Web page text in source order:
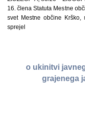
16. člena Statuta Mestne
svet Mestne občine
sprejel
o ukinitvi
grajenega